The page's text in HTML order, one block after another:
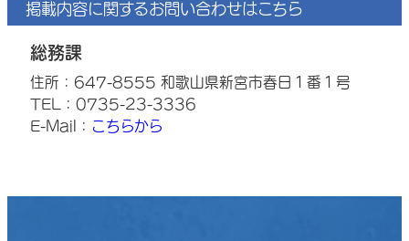
掲載内容に関するお問い合わせはこちら
総務課
住所：647-8555 和歌山県新宮市春日１番１号
TEL：0735-23-3336
E-Mail： こちらから